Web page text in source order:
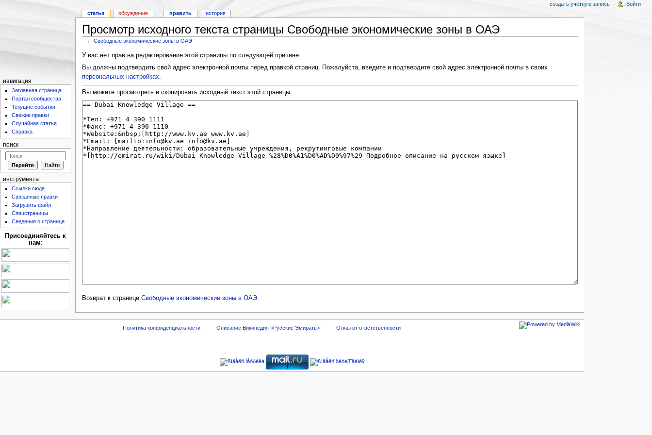
Просмотр исходного текста страницы Свободные экономические зоны в ОАЭ
←Свободные экономические зоны в ОАЭ
У вас нет прав на редактирование этой страницы по следующей причине:
Вы должны подтвердить свой адрес электронной почты перед правкой страниц. Пожалуйста, введите и подтвердите свой адрес электронной почты в своих
персональных настройках.
Вы можете просмотреть и скопировать исходный текст этой страницы.
Возврат к странице Свободные экономические зоны в ОАЭ.
статья обсуждение править история
создать учётную запись Войти
навигация
Заглавная страница
Портал сообщества
Текущие события
Свежие правки
Случайная статья
Справка
поиск
инструменты
Ссылки сюда
Связанные правки
Загрузить файл
Спецстраницы
Сведения о странице
Присоединяйтесь к
нам:
Политика конфиденциальности Описание Википедия «Русские Эмираты» Отказ от ответственности